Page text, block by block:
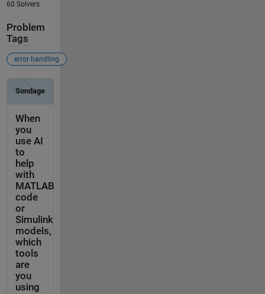
60 Solvers
Problem
Tags
error handling